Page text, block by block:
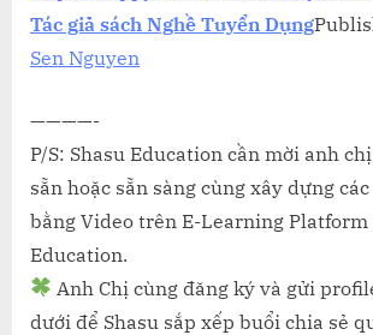
Tác giả sách Nghề Tuyển Dụng
Sen Nguyen
————-
P/S: Shasu Education cần mời anh
sẵn hoặc sẵn sàng cùng xây dựng
bằng Video trên E-Learning Platform
Education.
Anh Chị cùng đăng ký và gửi
dưới để Shasu sắp xếp buổi chia sẻ